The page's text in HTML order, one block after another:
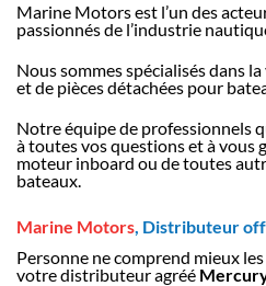
Marine Motors est l’un des
passionnés de l’industrie
Nous sommes spécialisés dans
et de pièces détachées pour
Notre équipe de professionnels
à toutes vos questions et à vous
moteur inboard ou de toutes
bateaux.
Marine Motors , Distributeur
Personne ne comprend mieux
votre distributeur agréé